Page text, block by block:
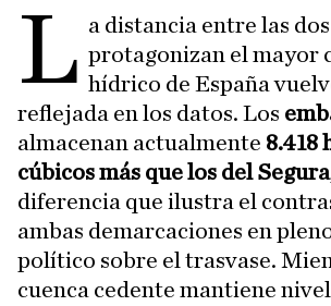
L a distancia entre las
protagonizan el mayor
hídrico de España
reflejada en los datos. Los
almacenan actualmente 8.418
cúbicos más que los del Segura
diferencia que ilustra el
ambas demarcaciones en
político sobre el trasvase.
cuenca cedente mantiene